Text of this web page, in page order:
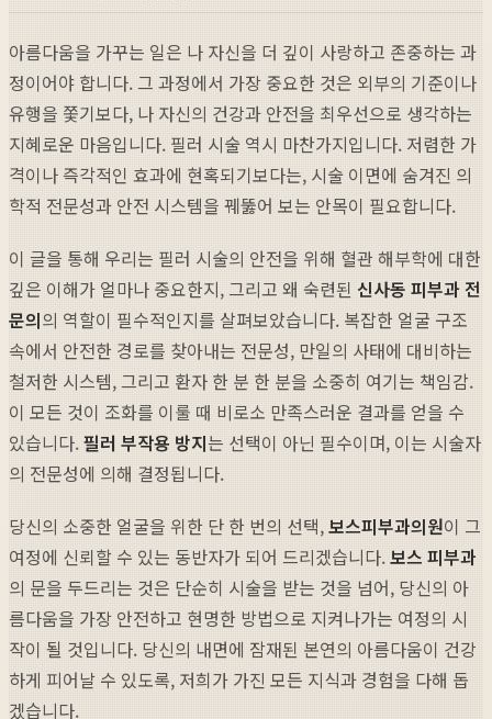
아름다움을 가꾸는 일은 나 자신을 더 깊이 사랑하고 존중하는 과
정이어야 합니다. 그 과정에서 가장 중요한 것은 외부의 기준이나
유행을 쫓기보다, 나 자신의 건강과 안전을 최우선으로 생각하는
지혜로운 마음입니다. 필러 시술 역시 마찬가지입니다. 저렴한 가
격이나 즉각적인 효과에 현혹되기보다는, 시술 이면에 숨겨진 의
학적 전문성과 안전 시스템을 꿰뚫어 보는 안목이 필요합니다.
이 글을 통해 우리는 필러 시술의 안전을 위해 혈관 해부학에 대한
깊은 이해가 얼마나 중요한지, 그리고 왜 숙련된 신사동 피부과 전
문의의 역할이 필수적인지를 살펴보았습니다. 복잡한 얼굴 구조
속에서 안전한 경로를 찾아내는 전문성, 만일의 사태에 대비하는
철저한 시스템, 그리고 환자 한 분 한 분을 소중히 여기는 책임감.
이 모든 것이 조화를 이룰 때 비로소 만족스러운 결과를 얻을 수
있습니다.필러 부작용 방지는 선택이 아닌 필수이며, 이는 시술자
의 전문성에 의해 결정됩니다.
당신의 소중한 얼굴을 위한 단 한 번의 선택,보스피부과의원이 그
여정에 신뢰할 수 있는 동반자가 되어 드리겠습니다.보스 피부과
의 문을 두드리는 것은 단순히 시술을 받는 것을 넘어, 당신의 아
름다움을 가장 안전하고 현명한 방법으로 지켜나가는 여정의 시
작이 될 것입니다. 당신의 내면에 잠재된 본연의 아름다움이 건강
하게 피어날 수 있도록, 저희가 가진 모든 지식과 경험을 다해 돕
겠습니다.